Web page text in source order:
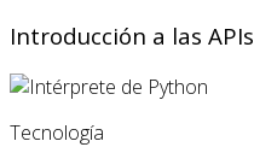
Introducción a las APIs
Tecnología